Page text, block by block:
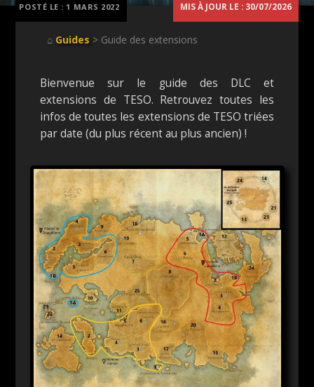
MIS À JOUR LE : 30/07/2026
⌂ Guides > Guide des extensions
Bienvenue sur le guide des DLC et
extensions de TESO. Retrouvez toutes les
infos de toutes les extensions de TESO triées
par date (du plus récent au plus ancien) !
POSTÉ LE : 1 MARS 2022